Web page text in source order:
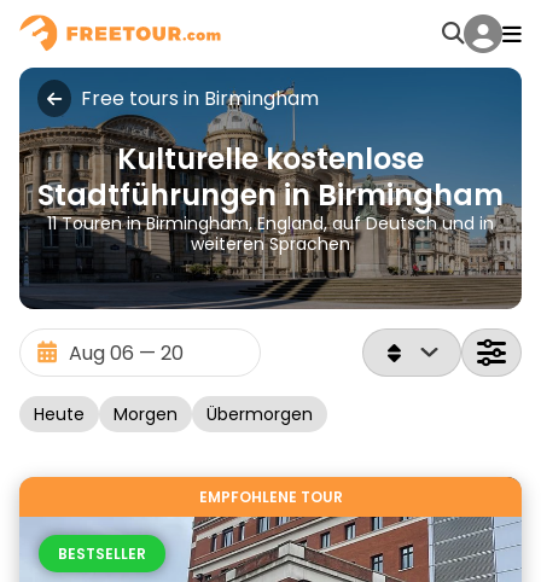
Free tours in Birmingham
Kulturelle kostenlose
Stadtführungen in Birmingham
11 Touren in Birmingham, England, auf Deutsch und in
weiteren Sprachen
Heute Morgen Übermorgen
EMPFOHLENE TOUR
BESTSELLER